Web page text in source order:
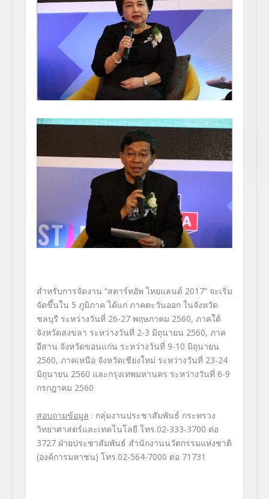
สำหรับการจัดงาน “สตาร์ทอัพ ไทยแลนด์ 2017” จะเริ่ม
จัดขึ้นใน 5 ภูมิภาค ได้แก่ ภาคตะวันออก ในจังหวัด
ชลบุรี ระหว่างวันที่ 26-27 พฤษภาคม 2560, ภาคใต้
จังหวัดสงขลา ระหว่างวันที่ 2-3 มิถุนายน 2560, ภาค
อีสาน จังหวัดขอนแก่น ระหว่างวันที่ 9-10 มิถุนายน
2560, ภาคเหนือ จังหวัดเชียงใหม่ ระหว่างวันที่ 23-24
มิถุนายน 2560 และกรุงเทพมหานคร ระหว่างวันที่ 6-9
กรกฎาคม 2560
สอบถามข้อมูล : กลุ่มงานประชาสัมพันธ์ กระทรวง
วิทยาศาสตร์และเทคโนโลยี โทร.02-333-3700 ต่อ
3727 ฝ่ายประชาสัมพันธ์ สำนักงานนวัตกรรมแห่งชาติ
(องค์การมหาชน) โทร.02-564-7000 ต่อ 71731